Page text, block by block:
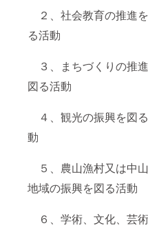
２、社会教育の推進
る活動
３、まちづくりの推
図る活動
４、観光の振興を図
動
５、農山漁村又は中
地域の振興を図る活動
６、学術、文化、芸